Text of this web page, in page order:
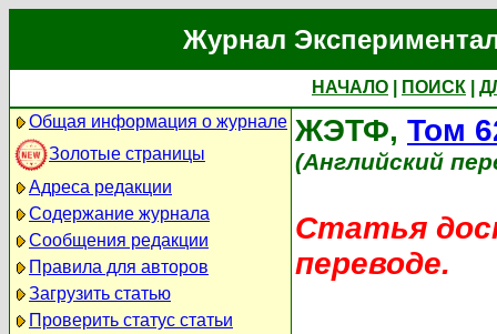
Журнал
НАЧАЛО ПОИСК
Общая информация о журнале
Золотые страницы
Адреса редакции
Содержание журнала
Сообщения редакции
Правила для авторов
Загрузить статью
Проверить статус статьи
ЖЭТФ, Том
(Английский
Статья
переводе.